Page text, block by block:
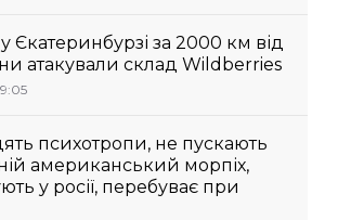
Єкатеринбурзі за 2000 км від
атакували склад Wildberries
психотропи, не пускають
американський морпіх,
у росії, перебуває при